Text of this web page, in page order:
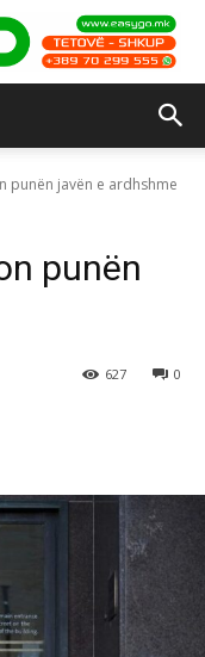
punën javën e ardhshme
punën
0
627